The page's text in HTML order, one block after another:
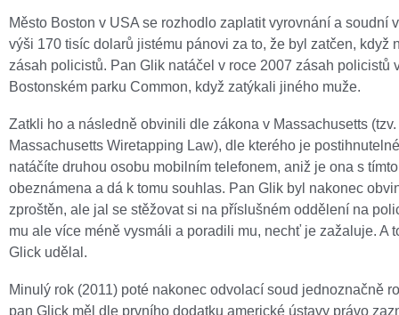
Město Boston v USA se rozhodlo zaplatit vyrovnání a soudní
výši 170 tisíc dolarů jistému pánovi za to, že byl zatčen, když
zásah policistů. Pan Glik natáčel v roce 2007 zásah policistů
Bostonském parku Common, když zatýkali jiného muže.
Zatkli ho a následně obvinili dle zákona v Massachusetts (tzv.
Massachusetts Wiretapping Law), dle kterého je
natáčíte druhou osobu mobilním telefonem, aniž je ona s tímto
obeznámena a dá k tomu souhlas. Pan Glik byl nakonec
zproštěn, ale jal se stěžovat si na příslušném oddělení na
mu ale více méně vysmáli a poradili mu, nechť je zažaluje. A
Glick udělal.
Minulý rok (2011) poté nakonec odvolací soud jednoznačně
pan Glick měl dle prvního dodatku americké ústavy právo